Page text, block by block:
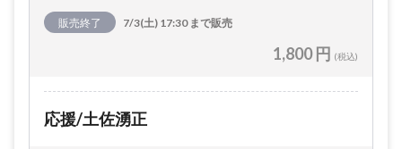
販売終了 7/3(土) 17:30 まで販売
1,800 円 (税込)
応援/土佐湧正